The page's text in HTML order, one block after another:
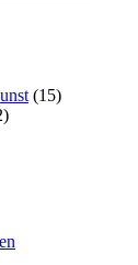
(15)